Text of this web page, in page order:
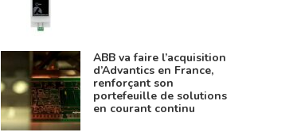
ABB va faire l’acquisition
d’Advantics en France,
renforçant son
portefeuille de solutions
en courant continu